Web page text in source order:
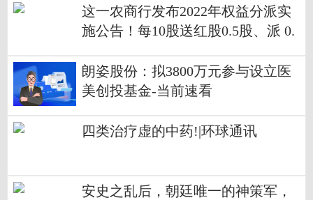
这一农商行发布2022年权益分派实
施公告！每10股送红股0.5股、派 0.
朗姿股份：拟3800万元参与设立医
美创投基金-当前速看
四类治疗虚的中药!|环球通讯
安史之乱后，朝廷唯一的神策军，